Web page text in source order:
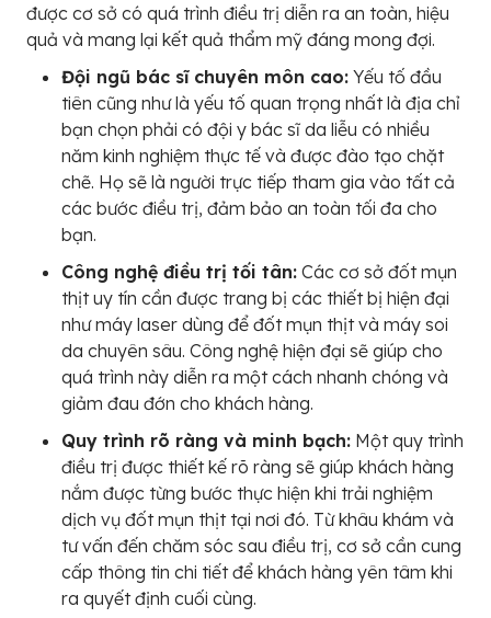
được cơ sở có quá trình điều trị diễn ra an toàn, hiệu
quả và mang lại kết quả thẩm mỹ đáng mong đợi.
Đội ngũ bác sĩ chuyên môn cao: Yếu tố đầu
tiên cũng như là yếu tố quan trọng nhất là địa chỉ
bạn chọn phải có đội y bác sĩ da liễu có nhiều
năm kinh nghiệm thực tế và được đào tạo chặt
chẽ. Họ sẽ là người trực tiếp tham gia vào tất cả
các bước điều trị, đảm bảo an toàn tối đa cho
bạn.
Công nghệ điều trị tối tân: Các cơ sở đốt mụn
thịt uy tín cần được trang bị các thiết bị hiện đại
như máy laser dùng để đốt mụn thịt và máy soi
da chuyên sâu. Công nghệ hiện đại sẽ giúp cho
quá trình này diễn ra một cách nhanh chóng và
giảm đau đớn cho khách hàng.
Quy trình rõ ràng và minh bạch: Một quy trình
điều trị được thiết kế rõ ràng sẽ giúp khách hàng
nắm được từng bước thực hiện khi trải nghiệm
dịch vụ đốt mụn thịt tại nơi đó. Từ khâu khám và
tư vấn đến chăm sóc sau điều trị, cơ sở cần cung
cấp thông tin chi tiết để khách hàng yên tâm khi
ra quyết định cuối cùng.